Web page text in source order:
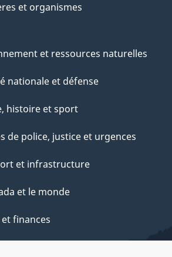
et organismes
et ressources naturelles
nationale et défense
histoire et sport
de police, justice et urgences
et infrastructure
et le monde
finances